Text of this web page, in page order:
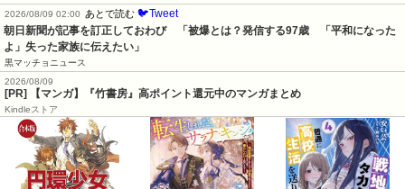
2026/08/09 02:00 あとで読む 🐦Tweet
朝日新聞が記事を訂正しておわび　「被爆とは？発信する97歳　「平和になった
よ」失った家族に伝えたい」
黒マッチョニュース
2026/08/09
[PR] 【マンガ】『竹書房』高ポイント還元中のマンガまとめ
Kindleストア